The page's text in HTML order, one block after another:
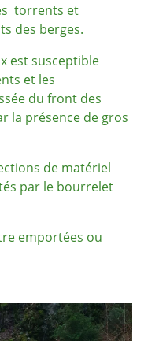
torrents et
des berges.
est susceptible
et les
du front des
la présence de gros
de matériel
par le bourrelet
emportées ou